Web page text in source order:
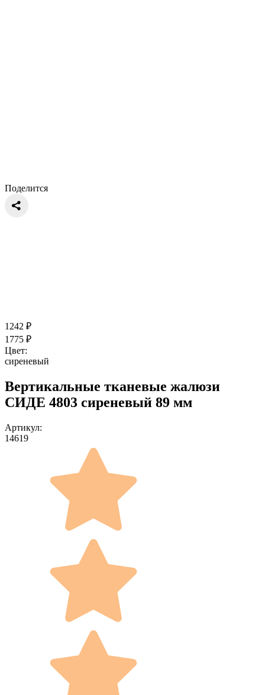
Поделится
1242 ₽
1775 ₽
Цвет:
сиреневый
Вертикальные тканевые жалюзи
СИДЕ 4803 сиреневый 89 мм
Артикул:
14619